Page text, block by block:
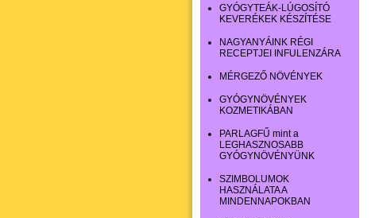
GYÓGYTEÁK-LÚGOSÍTÓ
KEVERÉKEK KÉSZÍTÉSE
NAGYANYÁINK RÉGI
RECEPTJEI INFULENZÁRA
MÉRGEZŐ NÖVÉNYEK
GYÓGYNÖVÉNYEK
KOZMETIKÁBAN
PARLAGFŰ mint a
LEGHASZNOSABB
GYÓGYNÖVÉNYÜNK
SZIMBOLUMOK
HASZNÁLATA A
MINDENNAPOKBAN